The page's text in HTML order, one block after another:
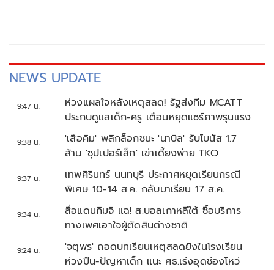
NEWS UPDATE
9:47 น.
ห่วงแผลใจหลังเหตุสลด! รัฐส่งทีม MCATT
ประกบดูแลเด็ก-ครู เตือนหยุดแชร์ภาพรุนแรง
9:38 น.
'เสือคิม' พลิกล็อกชนะ 'นาบิล' รับโบนัส 1.7
ล้าน 'ซุปเปอร์เล็ก' เข่าเดี้ยงพ่าย TKO
9:37 น.
เทพศิรินทร์ นนทบุรี ประกาศหยุดเรียนกรณี
พิเศษ 10-14 ส.ค. กลับมาเรียน 17 ส.ค.
9:34 น.
สื่อแดนกิมจิ แฉ! ส.บอลเกาหลีใต้ ซื้อบริการ
ทางเพศเอาใจผู้ตัดสินต่างชาติ
9:24 น.
'จตุพร' ถอดบทเรียนเหตุสลดยิงในโรงเรียน
ห่วงปืน-ปัญหาเด็ก แนะ ศธ.เร่งอุดช่องโหว่